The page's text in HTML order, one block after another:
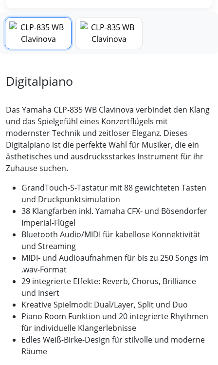
Digitalpiano
Das Yamaha CLP-835 WB Clavinova verbindet den Klang
und das Spielgefühl eines Konzertflügels mit
modernster Technik und zeitloser Eleganz. Dieses
Digitalpiano ist die perfekte Wahl für Musiker, die ein
ästhetisches und ausdrucksstarkes Instrument für ihr
Zuhause suchen.
GrandTouch-S-Tastatur mit 88 gewichteten Tasten
und Druckpunktsimulation
38 Klangfarben inkl. Yamaha CFX- und Bösendorfer
Imperial-Flügel
Bluetooth Audio/MIDI für kabellose Konnektivität
und Streaming
MIDI- und Audioaufnahmen für bis zu 250 Songs im
.wav-Format
29 integrierte Effekte: Reverb, Chorus, Brilliance
und Insert
Kreative Spielmodi: Dual/Layer, Split und Duo
Piano Room Funktion und 20 integrierte Rhythmen
für individuelle Klangerlebnisse
Edles Weiß-Birke-Design für stilvolle und moderne
Räume